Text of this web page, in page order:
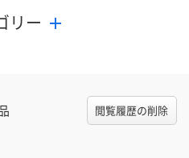
リー
閲覧履歴の削除